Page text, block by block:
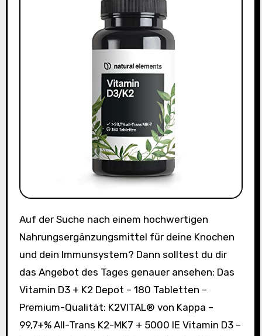
Auf der Suche nach einem hochwertigen
Nahrungsergänzungsmittel für deine Knochen
und dein Immunsystem? Dann solltest du dir
das Angebot des Tages genauer ansehen: Das
Vitamin D3 + K2 Depot – 180 Tabletten –
Premium-Qualität: K2VITAL® von Kappa –
99,7+% All-Trans K2-MK7 + 5000 IE Vitamin D3 –